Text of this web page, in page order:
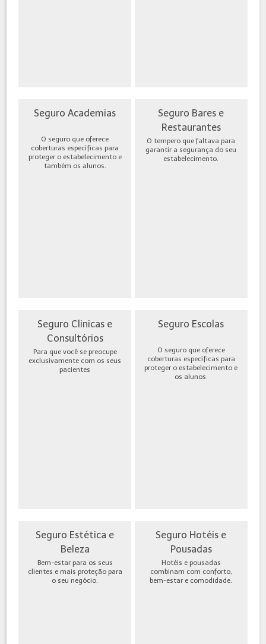
Seguro Academias
O seguro que oferece
coberturas específicas para
proteger o estabelecimento e
também os alunos.
Seguro Bares e
Restaurantes
O tempero que faltava para
garantir a segurança do seu
estabelecimento.
Seguro Clinicas e
Consultórios
Para que você se preocupe
exclusivamente com os seus
pacientes
Seguro Escolas
O seguro que oferece
coberturas específicas para
proteger o estabelecimento e
os alunos.
Seguro Estética e
Beleza
Bem-estar para os seus
clientes e mais proteção para
o seu negócio.
Seguro Hotéis e
Pousadas
Hotéis e pousadas
combinam com conforto,
bem-estar e comodidade.